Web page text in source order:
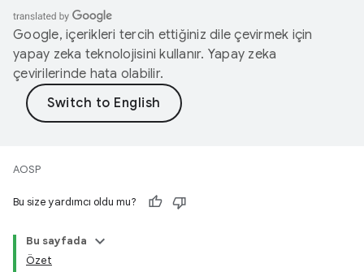
Google, içerikleri tercih ettiğiniz dile çevirmek için
yapay zeka teknolojisini kullanır. Yapay zeka
çevirilerinde hata olabilir.
AOSP
Bu size yardımcı oldu mu?
Bu sayfada
Özet